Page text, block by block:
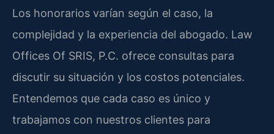
Los honorarios varían según el caso, la
complejidad y la experiencia del abogado. Law
Offices Of SRIS, P.C. ofrece consultas para
discutir su situación y los costos potenciales.
Entendemos que cada caso es único y
trabajamos con nuestros clientes para